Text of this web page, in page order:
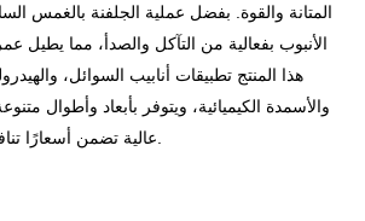
المتانة والقوة. بفضل عملية الجلفنة بالغمس
الأنبوب بفعالية من التآكل والصدأ، مما يطيل
هذا المنتج تطبيقات أنابيب السوائل،
والأسمدة الكيميائية، ويتوفر بأبعاد وأطوال